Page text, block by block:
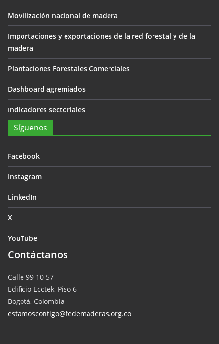
Movilización nacional de madera
Importaciones y exportaciones de la red forestal y de la
madera
Plantaciones Forestales Comerciales
Dashboard agremiados
Indicadores sectoriales
Síguenos
Facebook
Instagram
LinkedIn
X
YouTube
Contáctanos
Calle 99 10-57
Edificio Ecotek, Piso 6
Bogotá, Colombia
estamoscontigo@fedemaderas.org.co